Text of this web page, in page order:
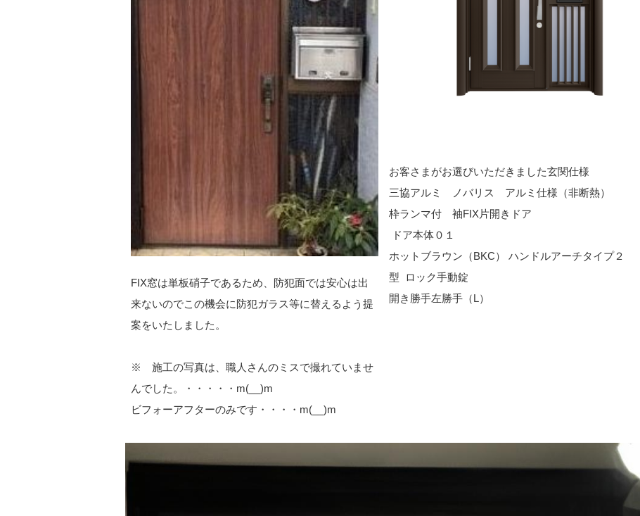
FIX窓は単板硝子であるため、防犯面では安心は出
来ないのでこの機会に防犯ガラス等に替えるよう提
案をいたしました。
※ 施工の写真は、職人さんのミスで撮れていませ
んでした。・・・・・m(__)m
ビフォーアフターのみです・・・・m(__)m
お客さまがお選びいただきました玄関仕様
三協アルミ ノバリス アルミ仕様（非断熱）
枠ランマ付 袖FIX片開きドア
ドア本体０１
ホットブラウン（BKC） ハンドルアーチタイプ２
型 ロック手動錠
開き勝手左勝手（L）